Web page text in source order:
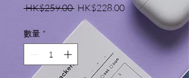
HK$259.00 一
般
價
格
HK$228.00促
數量 *